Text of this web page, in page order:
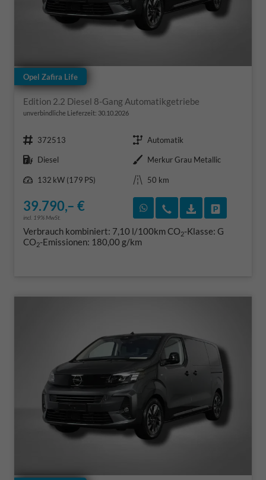
Opel Zafira Life
Edition 2.2 Diesel 8-Gang Automatikgetriebe
unverbindliche Lieferzeit: 30.10.2026
Fahrzeugnr. 372513 Getriebe Automatik
Kraftstoff Diesel Außenfarbe Merkur Grau Metallic
Leistung
132 kW (179 PS) Kilometerstand 50 km
39.790,– €
incl. 19% MwSt.
Rückruf vereinbaren
Wir rufen Sie an
Verbrauch kombiniert: 7,10 l/100kmCO2-Klasse: G
CO2-Emissionen: 180,00 g/km